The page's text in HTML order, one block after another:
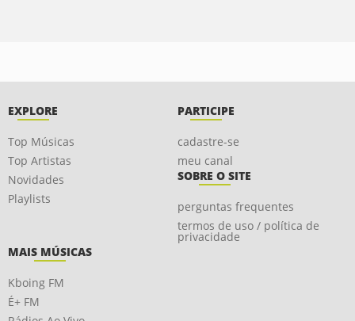
EXPLORE
Top Músicas
Top Artistas
Novidades
Playlists
PARTICIPE
cadastre-se
meu canal
SOBRE O SITE
perguntas frequentes
termos de uso / política de
privacidade
MAIS MÚSICAS
Kboing FM
É+ FM